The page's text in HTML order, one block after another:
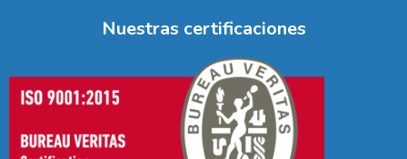
Nuestras certificaciones